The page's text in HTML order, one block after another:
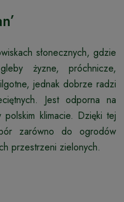
słonecznych, gdzie
żyzne, próchnicze,
jednak dobrze radzi
Jest odporna na
klimacie. Dzięki tej
zarówno do ogrodów
przestrzeni zielonych.